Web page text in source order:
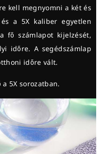
kell megnyomni a két és
a 5X kaliber egyetlen
fő számlapot kijelzését,
időre. A segédszámlap
időre vált.
5X sorozatban.